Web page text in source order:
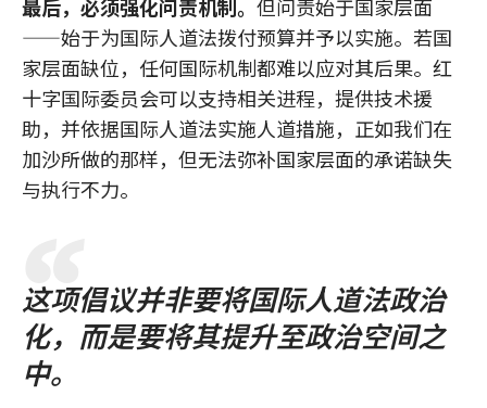
最后，必须强化问责机制。 但问责始于国家层面
——始于为国际人道法拨付预算并予以实施。若国
家层面缺位，任何国际机制都难以应对其后果。红
十字国际委员会可以支持相关进程，提供技术援
助，并依据国际人道法实施人道措施，正如我们在
加沙所做的那样，但无法弥补国家层面的承诺缺失
与执行不力。
这项倡议并非要将国际人道法政治
化，而是要将其提升至政治空间之
中。